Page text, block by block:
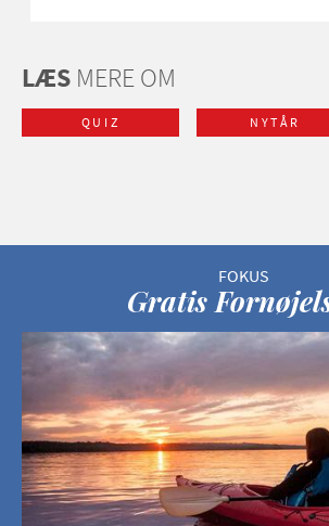
LÆS MERE OM
QUIZ NYTÅR
Gratis